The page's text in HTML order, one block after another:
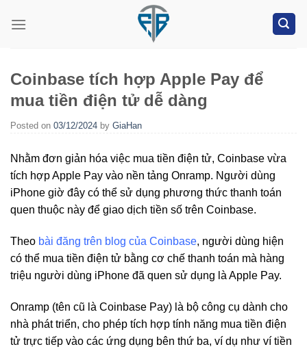
Coinbase tích hợp Apple Pay để
mua tiền điện tử dễ dàng
Posted on 03/12/2024 by GiaHan
Nhằm đơn giản hóa việc mua tiền điện tử, Coinbase vừa
tích hợp Apple Pay vào nền tảng Onramp. Người dùng
iPhone giờ đây có thể sử dụng phương thức thanh toán
quen thuộc này để giao dịch tiền số trên Coinbase.
Theo bài đăng trên blog của Coinbase, người dùng hiện
có thể mua tiền điện tử bằng cơ chế thanh toán mà hàng
triệu người dùng iPhone đã quen sử dụng là Apple Pay.
Onramp (tên cũ là Coinbase Pay) là bộ công cụ dành cho
nhà phát triển, cho phép tích hợp tính năng mua tiền điện
tử trực tiếp vào các ứng dụng bên thứ ba, ví dụ như ví tiền